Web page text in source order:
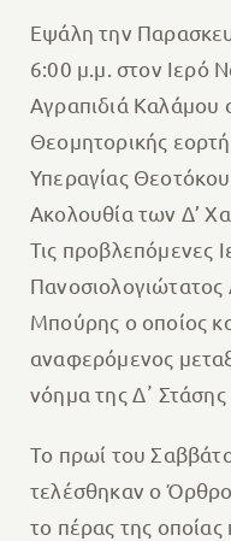
Εψάλη την
6:00 μ.μ. στον Ιερό
Αγραπιδιά Καλάμου
Θεομητορικής
Υπεραγίας
Ακολουθία των Δ’
Τις προβλεπόμενες
Πανοσιολογιώτατος
Μπούρης ο οποίος
αναφερόμενος
νόημα της Δ᾽
Το πρωί του
τελέσθηκαν ο
το πέρας της